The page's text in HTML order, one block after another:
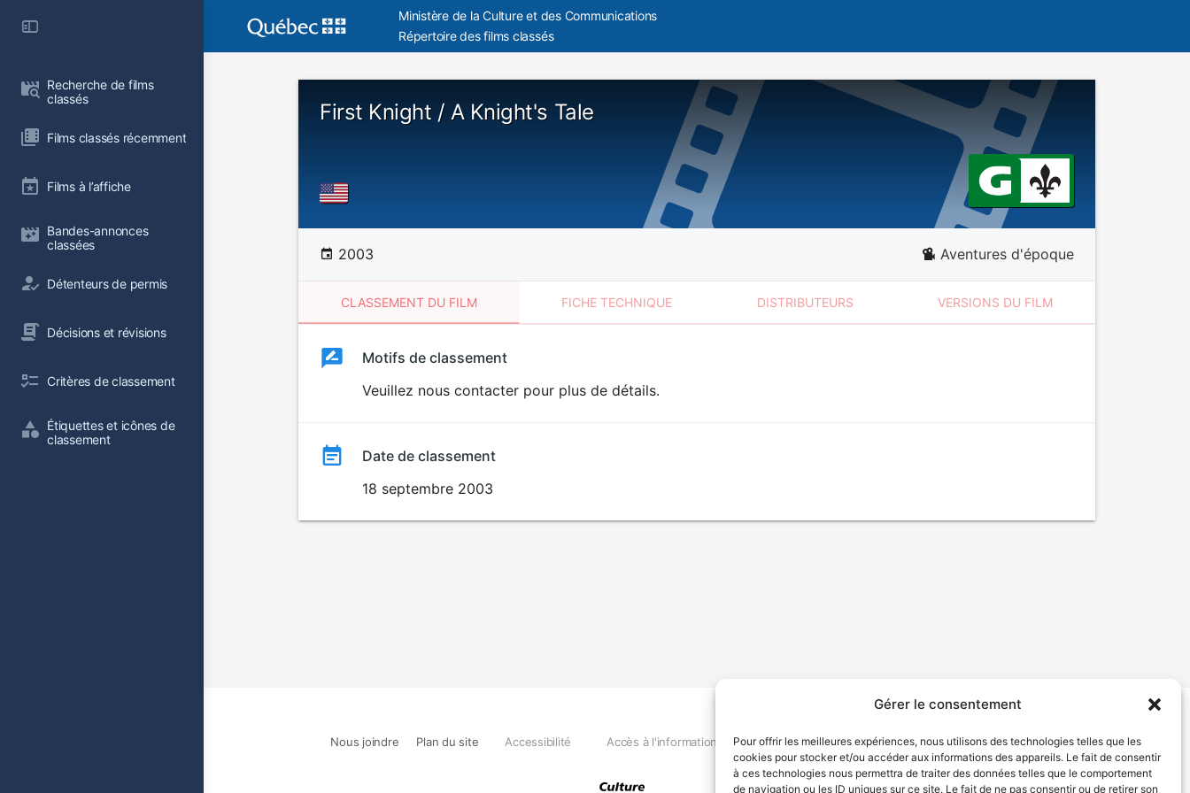
Gérer le consentement
Pour offrir les meilleures expériences, nous utilisons des technologies telles que les
cookies pour stocker et/ou accéder aux informations des appareils. Le fait de consentir
à ces technologies nous permettra de traiter des données telles que le comportement
de navigation ou les ID uniques sur ce site. Le fait de ne pas consentir ou de retirer son
Recherche de films
classés
Films classés récemment
Films à l’affiche
Bandes-annonces
classées
Détenteurs de permis
Décisions et révisions
Critères de classement
Étiquettes et icônes de
classement
Ministère de la Culture et des Communications
Répertoire des films classés
First Knight / A Knight's Tale
2003 Aventures d'époque
CLASSEMENT DU FILM FICHE TECHNIQUE DISTRIBUTEURS VERSIONS DU FILM
ClassementClassement
Motifs de classement
Veuillez nous contacter pour plus de détails.
Date de classement
18 septembre 2003
Nous joindre Plan du site Accessibilité Accès à l'information Déclaration de services Politique de confidentialité